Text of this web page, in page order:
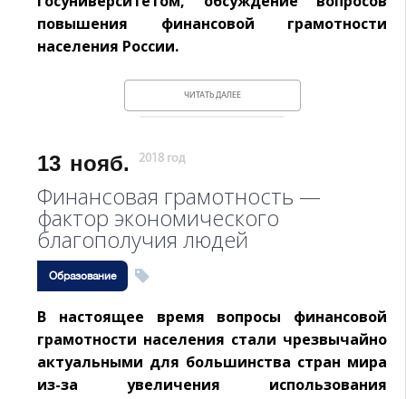
повышения финансовой грамотности
населения России.
ЧИТАТЬ ДАЛЕЕ
13 нояб. 2018 год
Финансовая грамотность —
фактор экономического
благополучия людей
Образование
В настоящее время вопросы финансовой
грамотности населения стали чрезвычайно
актуальными для большинства стран мира
из-за увеличения использования